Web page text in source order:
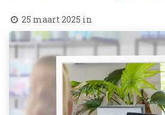
25 maart 2025 in